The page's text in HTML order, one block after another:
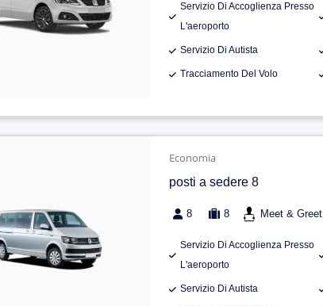
Servizio Di Accoglienza Presso
L'aeroporto
Servizio Di Autista
Tracciamento Del Volo
Economia
posti a sedere 8
8 8 Meet & Greet
Servizio Di Accoglienza Presso
L'aeroporto
Servizio Di Autista